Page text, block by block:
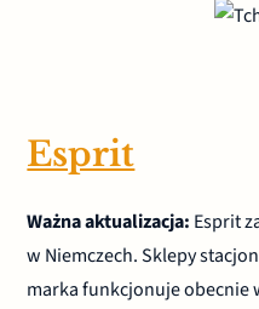
Esprit
Ważna aktualizacja: Esprit
w Niemczech. Sklepy
marka funkcjonuje obecnie